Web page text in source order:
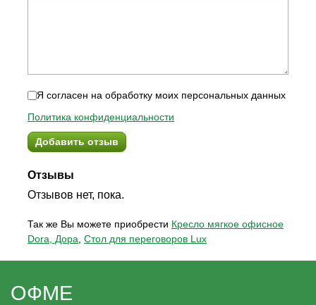
Я согласен на обработку моих персональных данных
Политика конфиденциальности
Добавить отзыв
Отзывы
Отзывов нет, пока.
Так же Вы можете приобрести Кресло мягкое офисное
Dora, Дора Стол для переговоров Lux
ОФМЕ